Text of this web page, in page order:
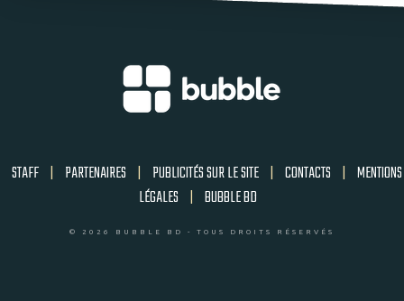
STAFF | PARTENAIRES | PUBLICITÉS SUR LE SITE | CONTACTS | MENTIONS
LÉGALES | BUBBLE BD
© 2026 BUBBLE BD - TOUS DROITS RÉSERVÉS